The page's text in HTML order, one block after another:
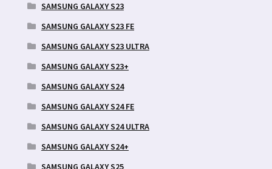
SAMSUNG GALAXY S23
SAMSUNG GALAXY S23 FE
SAMSUNG GALAXY S23 ULTRA
SAMSUNG GALAXY S23+
SAMSUNG GALAXY S24
SAMSUNG GALAXY S24 FE
SAMSUNG GALAXY S24 ULTRA
SAMSUNG GALAXY S24+
SAMSUNG GALAXY S25